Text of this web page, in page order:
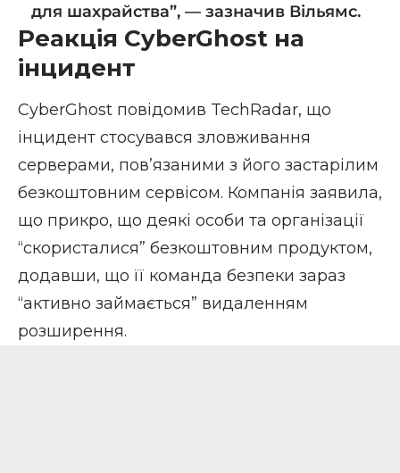
для шахрайства”, — зазначив Вільямс.
Реакція CyberGhost на
інцидент
CyberGhost повідомив TechRadar, що
інцидент стосувався зловживання
серверами, пов’язаними з його застарілим
безкоштовним сервісом. Компанія заявила,
що прикро, що деякі особи та організації
“скористалися” безкоштовним продуктом,
додавши, що її команда безпеки зараз
“активно займається” видаленням
розширення.